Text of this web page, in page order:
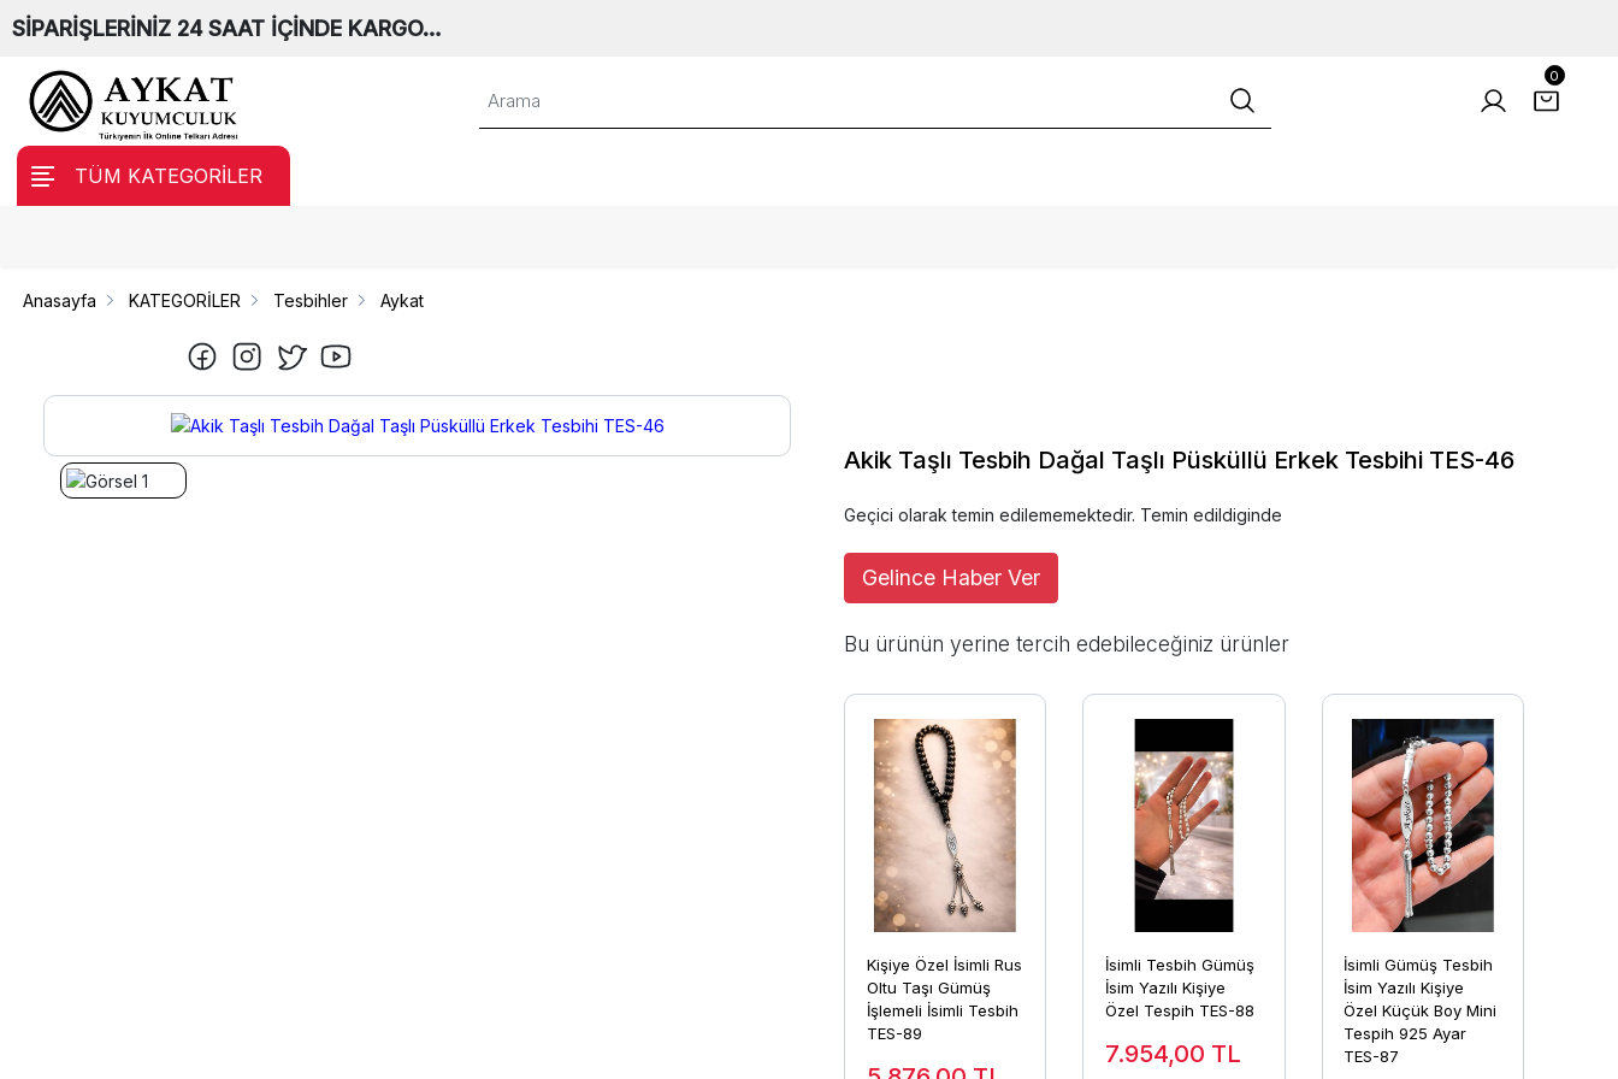
SİPARİŞLERİNİZ 24 SAAT İÇİNDE KARGO…
0
TÜM KATEGORİLER
Anasayfa KATEGORİLER Tesbihler Aykat
Akik Taşlı Tesbih Dağal Taşlı Püsküllü Erkek Tesbihi TES-46
Geçici olarak temin edilememektedir. Temin edildiginde
Gelince Haber Ver
Bu ürünün yerine tercih edebileceğiniz ürünler
Kişiye Özel İsimli Rus
Oltu Taşı Gümüş
İşlemeli İsimli Tesbih
TES-89
İsimli Tesbih Gümüş
İsim Yazılı Kişiye
Özel Tespih TES-88
7.954,00 TL
İsimli Gümüş Tesbih
İsim Yazılı Kişiye
Özel Küçük Boy Mini
Tespih 925 Ayar
TES-87